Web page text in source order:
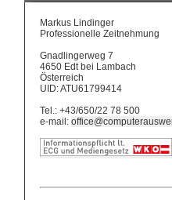
Markus Lindinger
Professionelle Zeitnehmung
Gnadlingerweg 7
4650 Edt bei Lambach
Österreich
UID: ATU61799414
Tel.: +43/650/22 78 500
e-mail: